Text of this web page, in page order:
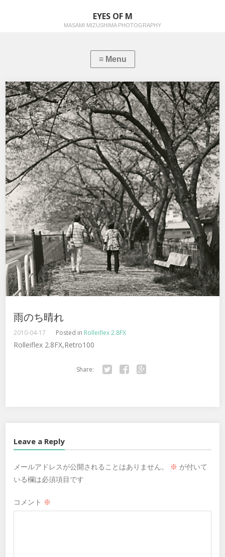
EYES OF M
MASAMI MIZUSHIMA PHOTOGRAPHY
雨のち晴れ
2010-04-17 Posted in Rolleiflex 2.8FX
Rolleiflex 2.8FX,Retro100
Share:
Leave a Reply
メールアドレスが公開されることはありません。 ※ が付いて
いる欄は必須項目です
コメント ※